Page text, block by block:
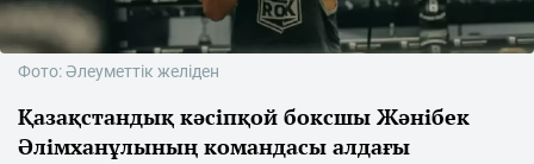
Фото: Әлеуметтік желіден
Қазақстандық кәсіпқой боксшы Жәнібек
Әлімханұлының командасы алдағы